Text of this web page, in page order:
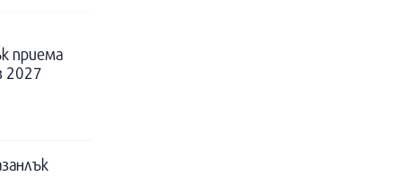
приема
2027